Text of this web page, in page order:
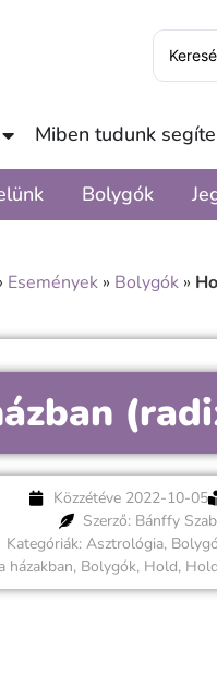
Miben tudunk
Bolygók
Események » Bolygók »
Közzétéve 2022-10-05
Szerző: Bánffy
Kategóriák: Asztrológia,
házakban, Bolygók, Hold,